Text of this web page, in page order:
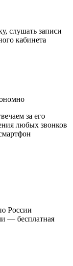
слушать записи
кабинета
за его
любых звонков
России
— бесплатная